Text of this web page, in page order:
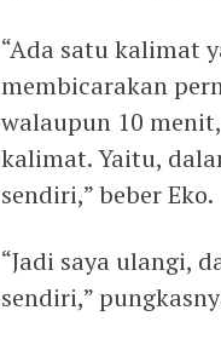
“Ada satu kalimat
membicarakan
walaupun 10
kalimat. Yaitu,
sendiri,” beber Eko.
“Jadi saya ulangi,
sendiri,”